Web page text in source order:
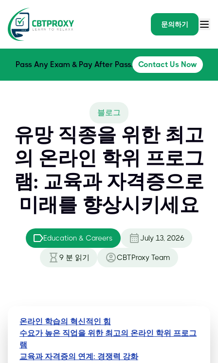
문의하기
Pass Any Exam & Pay After Pass. Contact Us Now
블로그
유망 직종을 위한 최고
의 온라인 학위 프로그
램: 교육과 자격증으로
미래를 향상시키세요
Education & Careers July 13, 2026
9 분 읽기 CBTProxy Team
온라인 학습의 혁신적인 힘
수요가 높은 직업을 위한 최고의 온라인 학위 프로그
램
교육과 자격증의 연계: 경쟁력 강화